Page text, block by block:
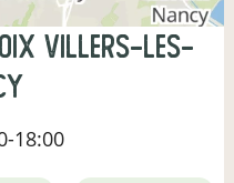
Villers-les-
18:00